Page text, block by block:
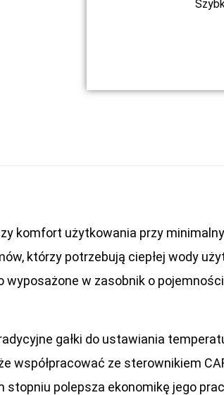
komfort użytkowania przy
którzy potrzebują ciepłej wody
wyposażone w zasobnik o
gałki do ustawiania
współpracować ze sterownikiem
polepsza ekonomikę jego